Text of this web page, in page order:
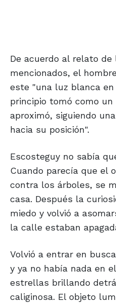
De acuerdo al relato de
mencionados, el
este "una luz blanca
principio tomó como un
aproximó, siguiendo
hacia su posición".
Escosteguy no sabía
Cuando parecía que el
contra los árboles, se
casa. Después la
miedo y volvió a
la calle estaban
Volvió a entrar en
y ya no había nada en
estrellas brillando
caliginosa. El objeto